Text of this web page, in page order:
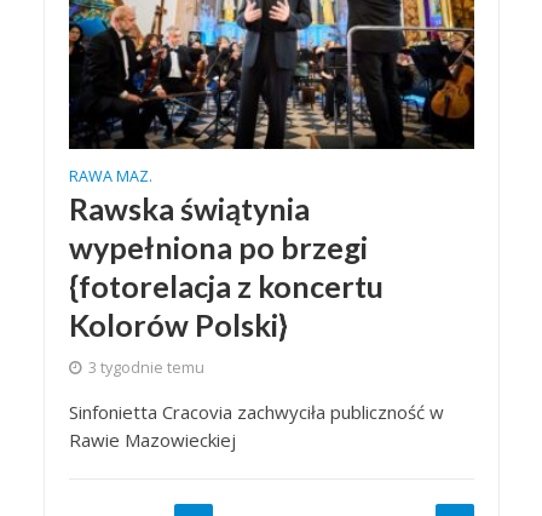
RAWA MAZ.
Rawska świątynia
wypełniona po brzegi
{fotorelacja z koncertu
Kolorów Polski}
3 tygodnie temu
Sinfonietta Cracovia zachwyciła publiczność w
Rawie Mazowieckiej